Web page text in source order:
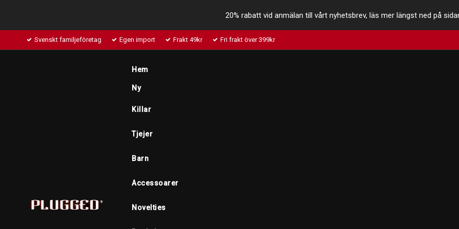
20% rabatt vid anmälan till vårt nyhetsbrev, läs mer längst ned på
Svenskt familjeföretag Egen import Frakt 49kr Fri frakt över 399kr
Hem
Ny
Killar
Tjejer
Barn
Accessoarer
Novelties